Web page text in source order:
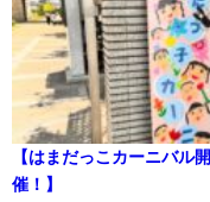
【はまだっこカーニバル開
催！】